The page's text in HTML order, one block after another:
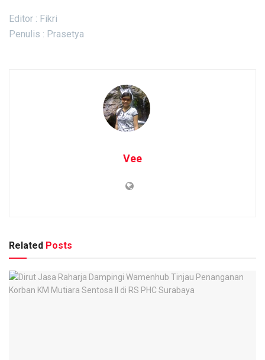
Editor : Fikri
Penulis : Prasetya
Vee
Related Posts